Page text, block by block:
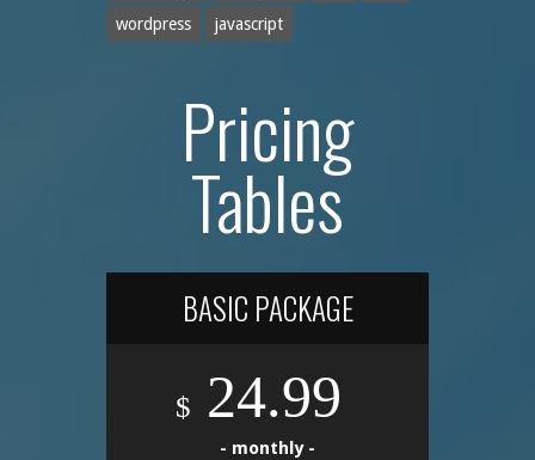
wordpress javascript
Pricing
Tables
BASIC PACKAGE
$ 24.99
- monthly -